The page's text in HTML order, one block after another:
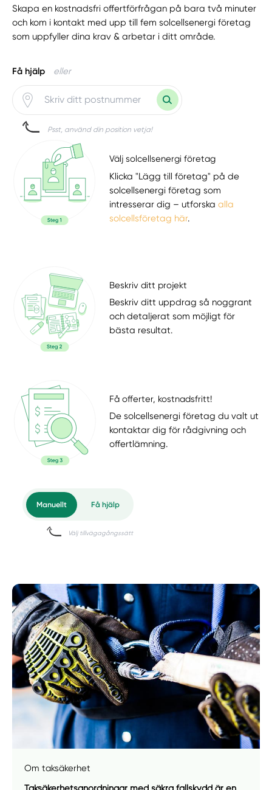
Skapa en kostnadsfri offertförfrågan på bara två minuter
och kom i kontakt med upp till fem solcellsenergi företag
som uppfyller dina krav & arbetar i ditt område.
Få hjälp eller
Psst, använd din position vetja!
Välj solcellsenergi företag
Klicka "Lägg till företag" på de
solcellsenergi företag som
intresserar dig – utforskaalla
solcellsföretag här.
Beskriv ditt projekt
Beskriv ditt uppdrag så noggrant
och detaljerat som möjligt för
bästa resultat.
Få offerter, kostnadsfritt!
De solcellsenergi företag du valt ut
kontaktar dig för rådgivning och
offertlämning.
Om taksäkerhet